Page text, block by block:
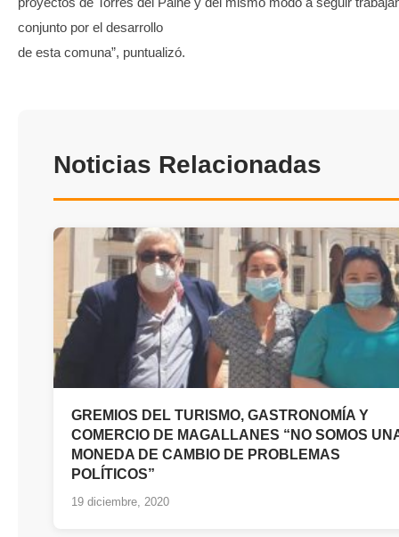
conjunto por el desarrollo
de esta comuna”, puntualizó.
Noticias Relacionadas
GREMIOS DEL TURISMO, GASTRONOMÍA Y
COMERCIO DE MAGALLANES “NO SOMOS
MONEDA DE CAMBIO DE PROBLEMAS
POLÍTICOS”
19 diciembre, 2020